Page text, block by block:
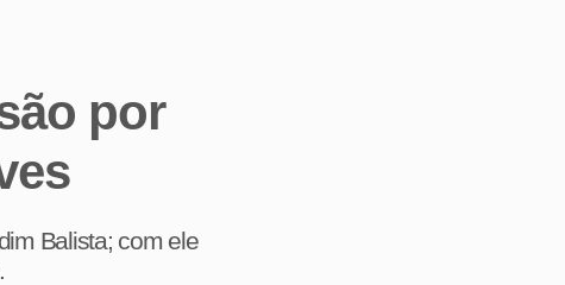
por
Balista; com ele